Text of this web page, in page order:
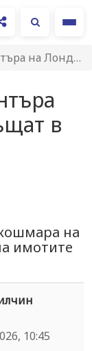
в "sub-prime" активи…
в
на
имотите
10:45